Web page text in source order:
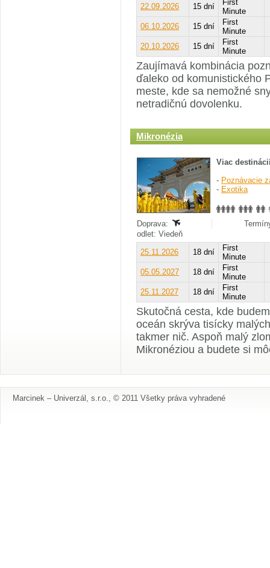
22.09.2026
15 dní
First
Minute
06.10.2026
15 dní
First
Minute
20.10.2026
15 dní
First
Minute
Zaujímavá kombinácia
ďaleko od komunistického
meste, kde sa nemožné
netradičnú dovolenku.
Mikronézia
Viac
- Poznávacie
- Exotika
Doprava:
odlet: Viedeň
25.11.2026
18 dní
First
Minute
05.05.2027
18 dní
First
Minute
25.11.2027
18 dní
First
Minute
Skutočná cesta, kde
oceán skrýva tisícky
takmer nič. Aspoň malý
Mikronéziou a budete si
Marcinek – Univerzál, s.r.o., © 2011 Všetky práva vyhradené